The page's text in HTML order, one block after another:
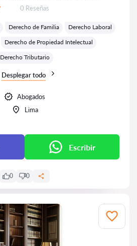
Número de reseñas:
0 Reseñas
Derecho de Familia
Derecho Laboral
Derecho de Propiedad Intelectual
Derecho Tributario
Desplegar todo
Abogados
Lima
Escribir
0 0